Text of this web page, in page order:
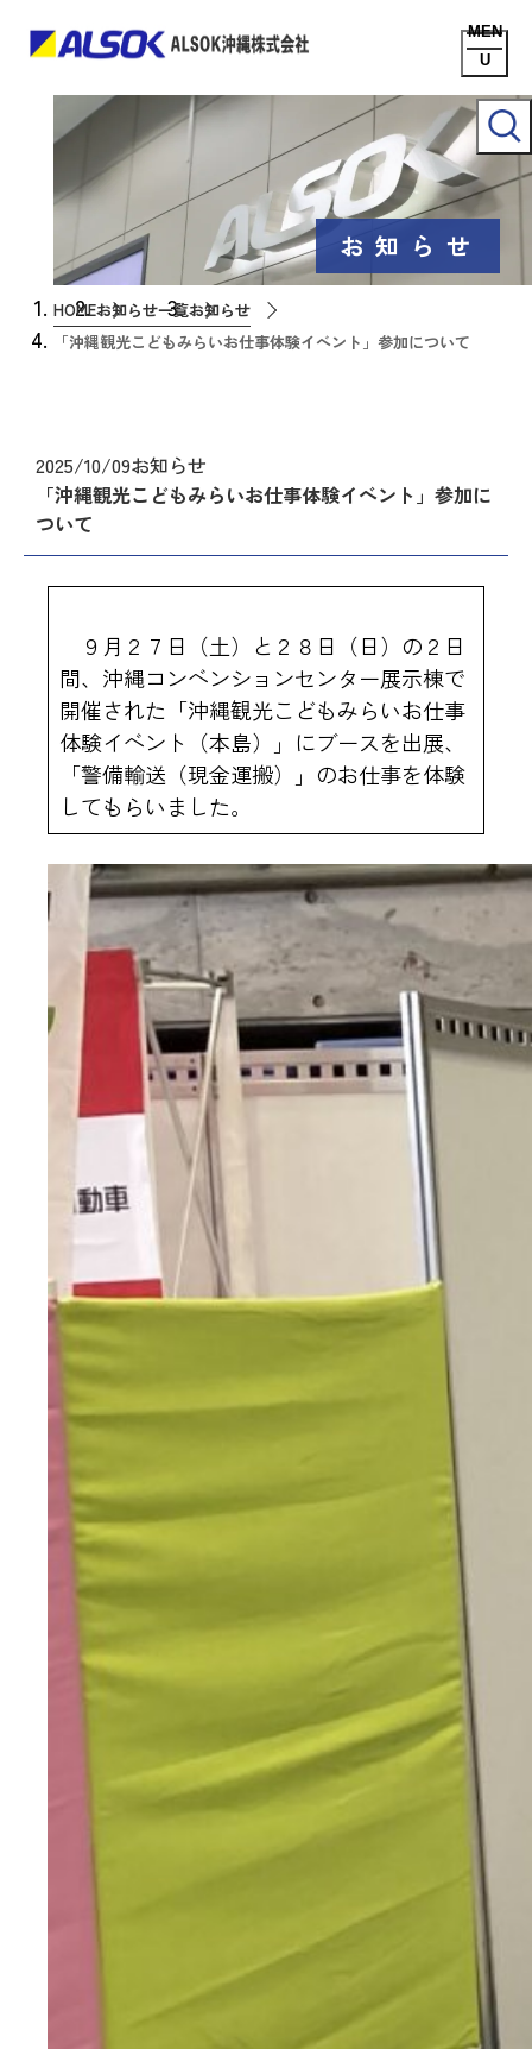
お知らせ
HOMEお知らせ一覧お知らせ
「沖縄観光こどもみらいお仕事体験イベント」参加について
2025/10/09お知らせ
「沖縄観光こどもみらいお仕事体験イベント」参加に
ついて
９月２７日（土）と２８日（日）の２日
間、沖縄コンベンションセンター展示棟で
開催された「沖縄観光こどもみらいお仕事
体験イベント（本島）」にブースを出展、
「警備輸送（現金運搬）」のお仕事を体験
してもらいました。